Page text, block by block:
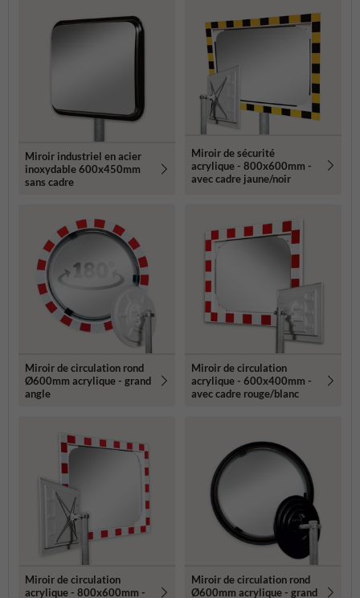
Miroir industriel en acier
inoxydable 600x450mm
sans cadre
Miroir de sécurité
acrylique - 800x600mm -
avec cadre jaune/noir
Miroir de circulation rond
Ø600mm acrylique - grand
angle
Miroir de circulation
acrylique - 600x400mm -
avec cadre rouge/blanc
Miroir de circulation
acrylique - 800x600mm -
Miroir de circulation rond
Ø600mm acrylique - grand